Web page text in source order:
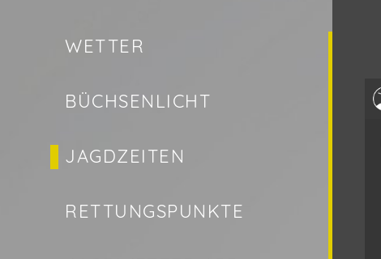
WETTER
BÜCHSENLICHT
JAGDZEITEN
RETTUNGSPUNKTE